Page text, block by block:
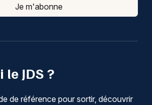
JDS ?
de référence pour sortir, découvrir
Je m'abonne